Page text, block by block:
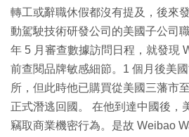
轉工或辭職休假都沒有提及，後來
動駕駛技術研發公司的美國子公司
年 5 月審查數據訪問日程，就發現
前查閱品牌敏感細節。1 個月後美
所，但此時他已購買從美國三藩市
正式潛逃回國。 在他到達中國後，
竊取商業機密行為。是故 Weibao